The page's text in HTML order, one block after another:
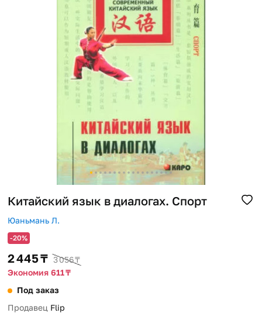
Китайский язык в диалогах. Спорт
Юаньмань Л.
-20%
2 445 ₸ 3 056 ₸
Экономия 611 ₸
Под заказ
Продавец Flip
Избранное
История просмотров
Способы доставки
Способы оплаты